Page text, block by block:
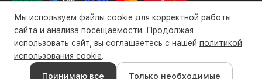
Все права защищены компанией ООО «Флексилайнер». ©2016-
Политика конфиденциальности Файлы cookie Правила оплаты
Мы используем файлы cookie для корректной работы
сайта и анализа посещаемости. Продолжая
использовать сайт, вы соглашаетесь с нашей политикой
использования cookie.
Принимаю все Только необходимые